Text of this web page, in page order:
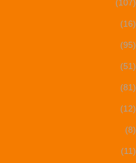
(107)
(16)
(95)
(51)
(81)
(12)
(8)
(11)